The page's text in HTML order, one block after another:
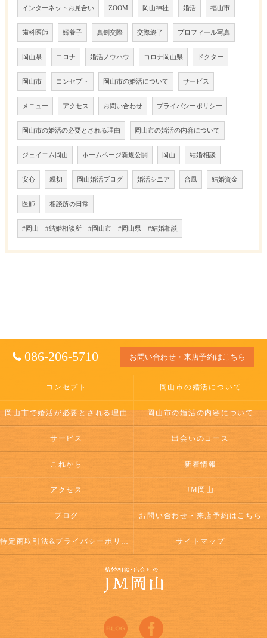
インターネットお見合い ZOOM 岡山神社 婚活 福山市
歯科医師 婿養子 真剣交際 交際終了 プロフィール写真
岡山県 コロナ 婚活ノウハウ コロナ岡山県 ドクター
岡山市 コンセプト 岡山市の婚活について サービス
メニュー アクセス お問い合わせ プライバシーポリシー
岡山市の婚活の必要とされる理由 岡山市の婚活の内容について
ジェイエム岡山 ホームページ新規公開 岡山 結婚相談
安心 親切 岡山婚活ブログ 婚活シニア 台風 結婚資金
医師 相談所の日常
#岡山 #結婚相談所 #岡山市 #岡山県 #結婚相談
086-206-5710 お問い合わせ・来店予約はこちら
コンセプト 岡山市の婚活について
岡山市で婚活が必要とされる理由 岡山市の婚活の内容について
サービス 出会いのコース
これから 新着情報
アクセス JM岡山
ブログ お問い合わせ・来店予約はこちら
特定商取引法&プライバシーポリシー サイトマップ